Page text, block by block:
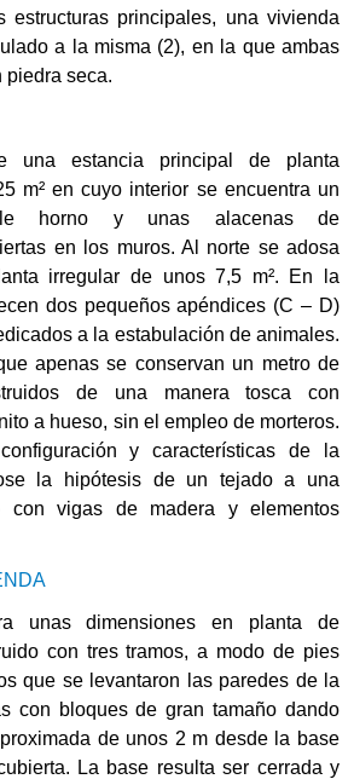
estructuras principales, una vivienda
a la misma (2), en la que ambas
piedra seca.
una estancia principal de planta
m² en cuyo interior se encuentra un
horno y unas alacenas de
en los muros. Al norte se adosa
irregular de unos 7,5 m². En la
dos pequeños apéndices (C– D)
a la estabulación de animales.
apenas se conservan un metro de
de una manera tosca con
a hueso, sin el empleo de morteros.
y características de la
la hipótesis de un tejado a una
con vigas de madera y elementos
unas dimensiones en planta de
con tres tramos, a modo de pies
que se levantaron las paredes de la
con bloques de gran tamaño dando
de unos 2 m desde la base
La base resulta ser cerrada y